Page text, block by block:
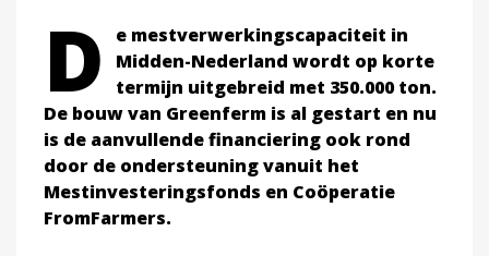
D
e mestverwerkingscapaciteit in
Midden-Nederland wordt op korte
termijn uitgebreid met 350.000 ton.
De bouw van Greenferm is al gestart en nu
is de aanvullende financiering ook rond
door de ondersteuning vanuit het
Mestinvesteringsfonds en Coöperatie
FromFarmers.